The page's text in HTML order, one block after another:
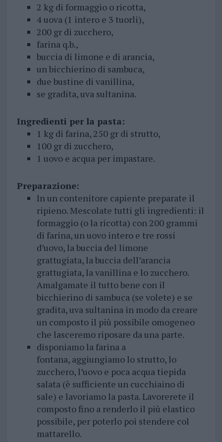
2 kg di formaggio o ricotta,
4 uova (1 intero e 3 tuorli),
200 gr di zucchero,
farina q.b.,
buccia di limone e di arancia,
un bicchierino di sambuca,
due bustine di vanillina,
se gradita, uva sultanina.
Ingredienti per la pasta:
1 kg di farina, 250 gr di strutto,
100 gr di zucchero,
1 uovo e acqua per impastare.
Preparazione:
In un contenitore capiente preparate il
ripieno. Mescolate tutti gli ingredienti: il
formaggio (o la ricotta) con 200 grammi
di farina, un uovo intero e tre rossi
d’uovo, la buccia del limone
grattugiata, la buccia dell’arancia
grattugiata, la vanillina e lo zucchero.
Amalgamate il tutto bene con il
bicchierino di sambuca (se volete) e se
gradita, uva sultanina in modo da creare
un composto il più possibile omogeneo
che lasceremo riposare da una parte.
disponiamo la farina a
fontana, aggiungiamo lo strutto, lo
zucchero, l’uovo e poca acqua tiepida
salata (è sufficiente un cucchiaino di
sale) e lavoriamo la pasta. Lavorerete il
composto fino a renderlo il più elastico
possibile, per poterlo poi stendere col
mattarello.